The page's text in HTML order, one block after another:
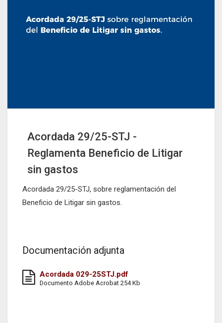
Acordada 29/25-STJ -
Reglamenta Beneficio de Litigar
sin gastos
Acordada 29/25-STJ, sobre reglamentación del
Beneficio de Litigar sin gastos.
Documentación adjunta
Acordada 029-25STJ.pdf
Documento Adobe Acrobat 254 Kb